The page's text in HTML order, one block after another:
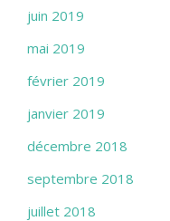
juin 2019
mai 2019
février 2019
janvier 2019
décembre 2018
septembre 2018
juillet 2018